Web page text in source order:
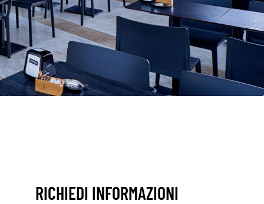
RICHIEDI INFORMAZIONI